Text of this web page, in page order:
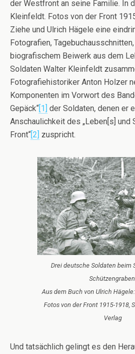
der Westfront an seine Familie. In
Kleinfeldt. Fotos von der Front
Ziehe und Ulrich Hägele eine
Fotografien,
biografischem Beiwerk aus dem
Soldaten Walter Kleinfeldt
Fotografiehistoriker Anton Holzer
Komponenten im Vorwort des
Gepäck“[1] der Soldaten, denen er
Anschaulichkeit des „Leben[s] und
Front“[2] zuspricht.
Drei deutsche Soldaten beim
Schützengraben.
Aus dem Buch von Ulrich
Fotos von der Front 1915-1918,
Verlag
Und tatsächlich gelingt es den